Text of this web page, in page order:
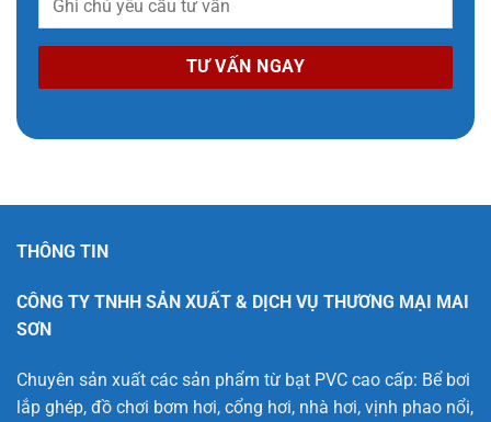
THÔNG TIN
CÔNG TY TNHH SẢN XUẤT & DỊCH VỤ THƯƠNG MẠI MAI
SƠN
Chuyên sản xuất các sản phẩm từ bạt PVC cao cấp: Bể bơi
lắp ghép, đồ chơi bơm hơi, cổng hơi, nhà hơi, vịnh phao nổi,